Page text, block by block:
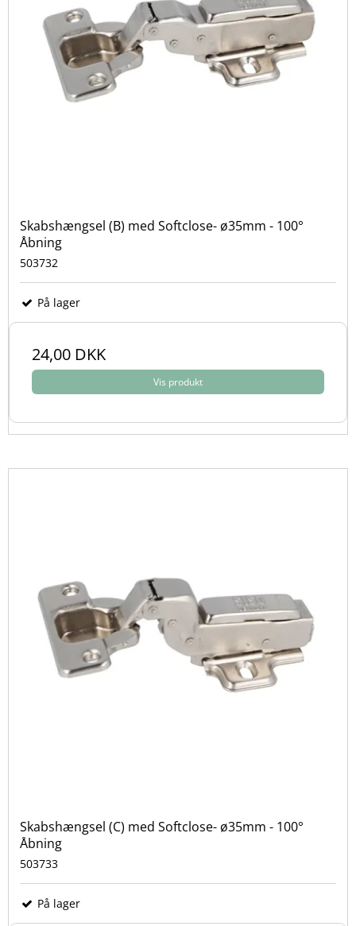
Skabshængsel (B) med Softclose- ø35mm - 100°
Åbning
503732
På lager
24,00 DKK
Vis produkt
Skabshængsel (C) med Softclose- ø35mm - 100°
Åbning
503733
På lager